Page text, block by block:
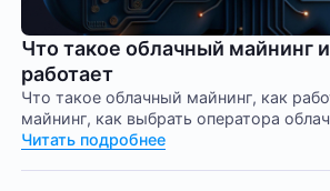
Что такое облачный майнинг и
работает
Что такое облачный майнинг, как
майнинг, как выбрать оператора
виды облачного майнинга, плюсы и
Читать подробнее